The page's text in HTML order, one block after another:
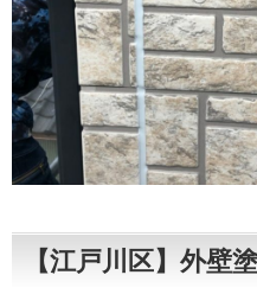
【江戸川区】外壁